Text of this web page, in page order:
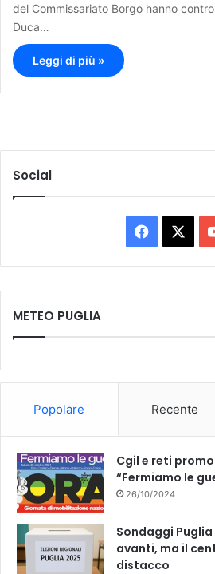
del Commissariato Borgo hanno
Duca…
Leggi di più »
Social
a
c
k
METEO PUGLIA
Popolare Recente
Cgil e reti
“Fermiamo le
26/10/2024
Sondaggi
avanti, ma il
distacco